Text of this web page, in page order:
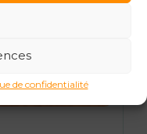
de confidentialité